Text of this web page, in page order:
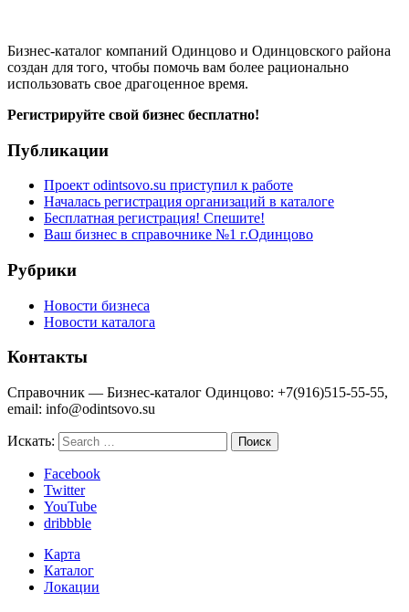
Бизнес-каталог компаний Одинцово и Одинцовского района
создан для того, чтобы помочь вам более рационально
использовать свое драгоценное время.
Регистрируйте свой бизнес бесплатно!
Публикации
Проект odintsovo.su приступил к работе
Началась регистрация организаций в каталоге
Бесплатная регистрация! Спешите!
Ваш бизнес в справочнике №1 г.Одинцово
Рубрики
Новости бизнеса
Новости каталога
Контакты
Справочник — Бизнес-каталог Одинцово: +7(916)515-55-55,
email: info@odintsovo.su
Искать:
Facebook
Twitter
YouTube
dribbble
Карта
Каталог
Локации